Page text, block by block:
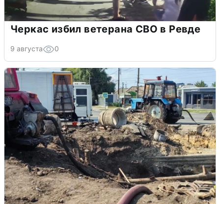
Черкас избил ветерана СВО в Ревде
9 августа 0